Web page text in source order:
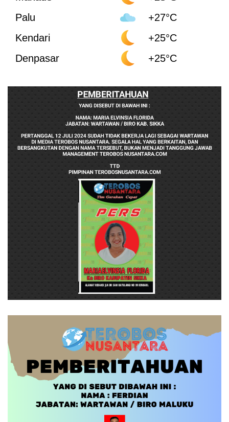
Palu
+27°C
Kendari
+25°C
Denpasar
+25°C